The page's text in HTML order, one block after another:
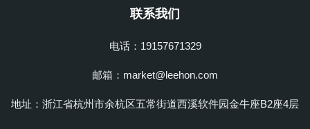
联系我们
电话：19157671329
邮箱：market@leehon.com
地址：浙江省杭州市余杭区五常街道西溪软件园金牛座B2座4层